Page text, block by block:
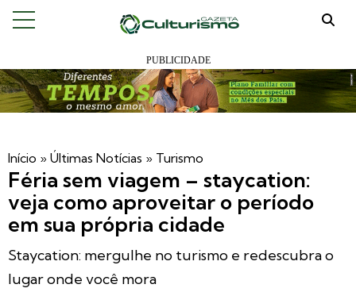
Início » Últimas Notícias » Turismo
Féria sem viagem – staycation:
veja como aproveitar o período
em sua própria cidade
Staycation: mergulhe no turismo e redescubra o
lugar onde você mora